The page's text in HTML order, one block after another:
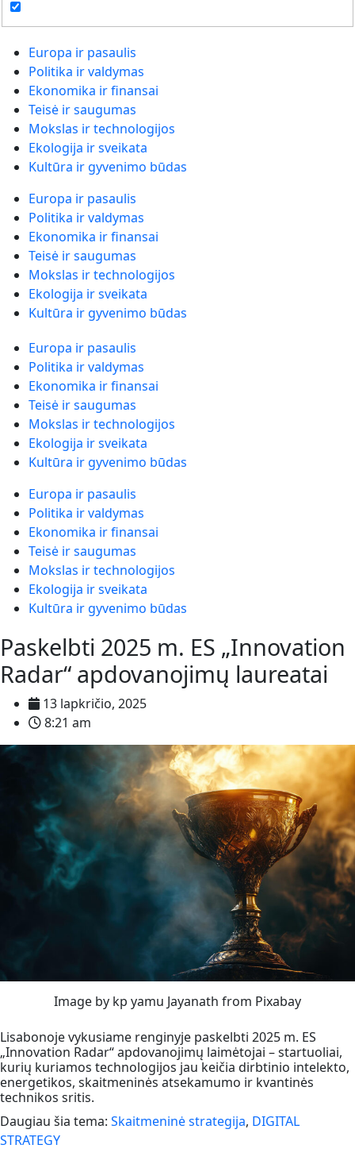
Europa ir pasaulis
Politika ir valdymas
Ekonomika ir finansai
Teisė ir saugumas
Mokslas ir technologijos
Ekologija ir sveikata
Kultūra ir gyvenimo būdas
Europa ir pasaulis
Politika ir valdymas
Ekonomika ir finansai
Teisė ir saugumas
Mokslas ir technologijos
Ekologija ir sveikata
Kultūra ir gyvenimo būdas
Europa ir pasaulis
Politika ir valdymas
Ekonomika ir finansai
Teisė ir saugumas
Mokslas ir technologijos
Ekologija ir sveikata
Kultūra ir gyvenimo būdas
Europa ir pasaulis
Politika ir valdymas
Ekonomika ir finansai
Teisė ir saugumas
Mokslas ir technologijos
Ekologija ir sveikata
Kultūra ir gyvenimo būdas
Paskelbti 2025 m. ES „Innovation
Radar“ apdovanojimų laureatai
13 lapkričio, 2025
8:21 am
Image by kp yamu Jayanath from Pixabay
Lisabonoje vykusiame renginyje paskelbti 2025 m. ES
„Innovation Radar“ apdovanojimų laimėtojai – startuoliai,
kurių kuriamos technologijos jau keičia dirbtinio intelekto,
energetikos, skaitmeninės atsekamumo ir kvantinės
technikos sritis.
Daugiau šia tema: Skaitmeninė strategija, DIGITAL
STRATEGY